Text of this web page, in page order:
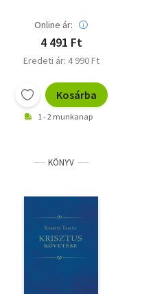
Online ár:
4 491 Ft
Eredeti ár: 4 990 Ft
Kosárba
1 - 2 munkanap
KÖNYV